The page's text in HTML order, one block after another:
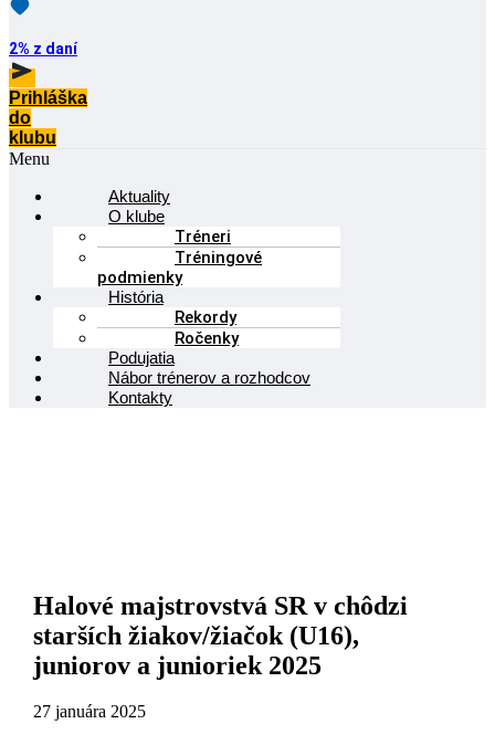
2% z daní
Prihláška
do
klubu
Menu
Aktuality
O klube
Tréneri
Tréningové
podmienky
História
Rekordy
Ročenky
Podujatia
Nábor trénerov a rozhodcov
Kontakty
Halové majstrovstvá SR v chôdzi
starších žiakov/žiačok (U16),
juniorov a junioriek 2025
27 januára 2025